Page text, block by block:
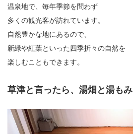
温泉地で、毎年季節を問わず
多くの観光客が訪れています。
自然豊かな地にあるので、
新緑や紅葉といった四季折々の自然を
楽しむこともできます。
草津と言ったら、湯畑と湯もみ